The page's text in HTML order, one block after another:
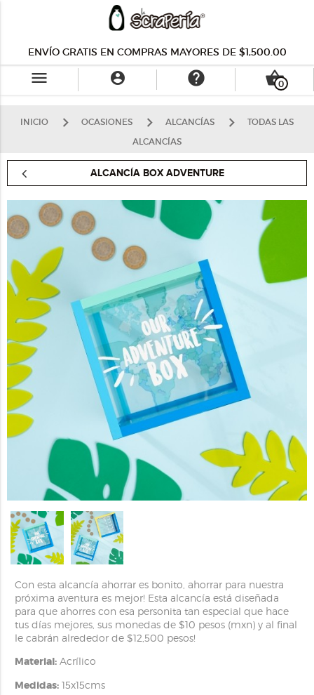
ENVÍO GRATIS EN COMPRAS MAYORES DE $1,500.00
menu  help 0
shopping_basket
INICIO OCASIONES ALCANCÍAS
TODAS LAS
ALCANCÍAS
ALCANCÍA BOX ADVENTURE
Con esta alcancía ahorrar es bonito, ahorrar para nuestra
próxima aventura es mejor! Esta alcancía está diseñada
para que ahorres con esa personita tan especial que hace
tus días mejores, sus monedas de $10 pesos (mxn) y al final
le cabrán alrededor de $12,500 pesos!
Material:Acrílico
Medidas:15x15cms